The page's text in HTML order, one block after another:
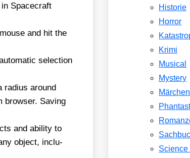
Space­craft
and hit the
sel­ec­tion
radi­us around
brow­ser. Saving
and abili­ty to
object, inclu­
Historie
Horror
Krimi
Musical
Mystery
Märchen
Science